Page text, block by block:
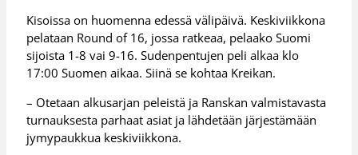
Kisoissa on huomenna edessä välipäivä. Keskiviikkona
pelataan Round of 16, jossa ratkeaa, pelaako Suomi
sijoista 1-8 vai 9-16. Sudenpentujen peli alkaa klo
17:00 Suomen aikaa. Siinä se kohtaa Kreikan.
– Otetaan alkusarjan peleistä ja Ranskan valmistavasta
turnauksesta parhaat asiat ja lähdetään järjestämään
jymypaukkua keskiviikkona.